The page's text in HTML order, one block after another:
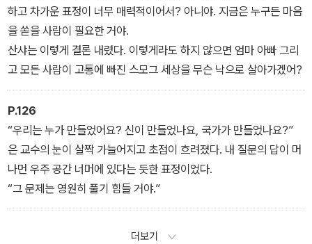
하고 차가운 표정이 너무 매력적이어서? 아니야. 지금은 누구든 마음
을 쏟을 사람이 필요한 거야.
산샤는 이렇게 결론 내렸다. 이렇게라도 하지 않으면 엄마 아빠 그리
고 모든 사람이 고통에 빠진 스모그 세상을 무슨 낙으로 살아가겠어?
P.126
“우리는 누가 만들었어요? 신이 만들었나요, 국가가 만들었나요?”
은 교수의 눈이 살짝 가늘어지고 초점이 흐려졌다. 내 질문의 답이 머
나먼 우주 공간 너머에 있다는 듯한 표정이었다.
“그 문제는 영원히 풀기 힘들 거야.”
더보기